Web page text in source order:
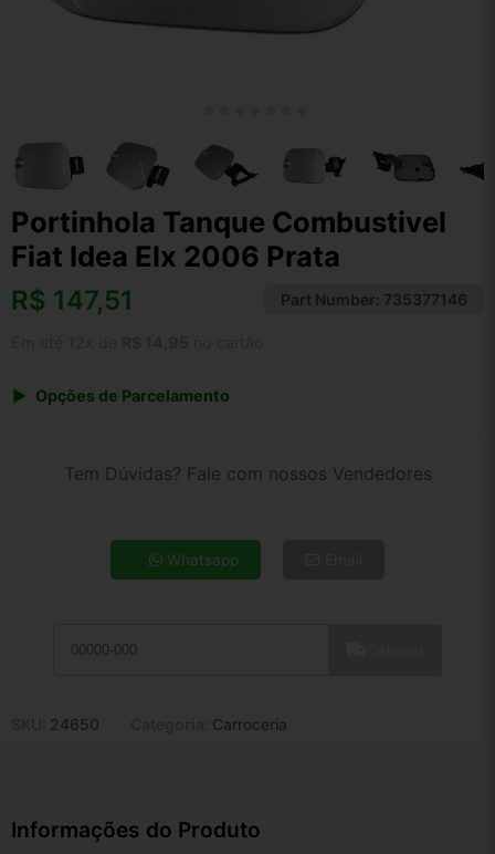
Portinhola Tanque Combustivel
Fiat Idea Elx 2006 Prata
R$ 147,51 Part Number: 735377146
Opções de Parcelamento
6x de R$ 27,94
9x de R$ 19,29
Tem Dúvidas? Fale com nossos Vendedores
Whatsapp
24650 Carroceria
Informações do Produto